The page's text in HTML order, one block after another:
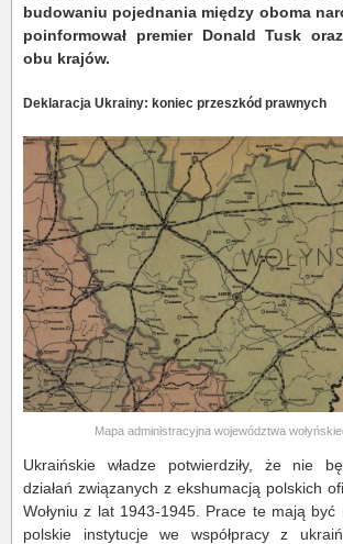
budowaniu pojednania między oboma
poinformował premier Donald Tusk
obu krajów.
Deklaracja Ukrainy: koniec przeszkód prawnych
Mapa administracyjna województwa
Ukraińskie władze potwierdziły, że nie
działań związanych z ekshumacją polskich
Wołyniu z lat 1943-1945. Prace te mają być
polskie instytucje we współpracy z